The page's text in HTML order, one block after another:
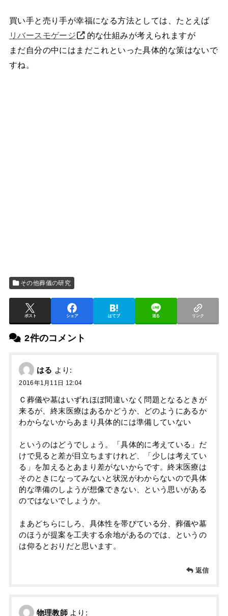
買い手と売り手が幸福になる方法としては、たとえば
リバースモゲージ
的な仕組みが考えられますが
まだ自分の中にはまだこれといった具体的な策はないで
すね。
その他葬儀の研究
ポスト シェア はてブ 送る リンク
2件のコメント
はる より:
2016年1月11日 12:04
Ｃ葬儀や墓はいずれほぼ間違いなく問題となるときが
来るが、終末医療はあるかどうか、どのようにあるか
わからないからあまり具体的には準備していない
というのはどうでしょう。「具体的に考えている」だ
けで見ると差が目立ちますけれど、「少しは考えてい
る」を加えるとあまり差がないからです。終末医療は
そのときになってみないと状況がわからないので具体
的な準備のしようが想像できない、という思いがある
のではないでしょうか。
まあどちらにしろ、具体性を帯びている分、葬儀や墓
のほうが提案を工夫する余地があるのでは、というの
は仰るとおりだと思います。
返信
物理教師 より: